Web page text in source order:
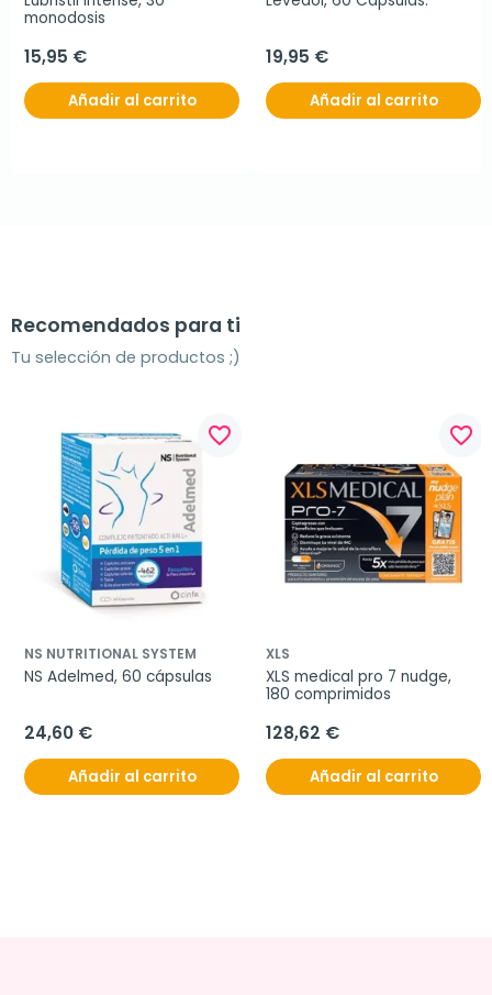
monodosis
15,95 €
Añadir al carrito
19,95 €
Añadir al carrito
Recomendados para ti
Tu selección de productos ;)
favorite_border
NS NUTRITIONAL SYSTEM
NS Adelmed, 60 cápsulas
24,60 €
Añadir al carrito
favorite_border
XLS
XLS medical pro 7 nudge,
180 comprimidos
128,62 €
Añadir al carrito